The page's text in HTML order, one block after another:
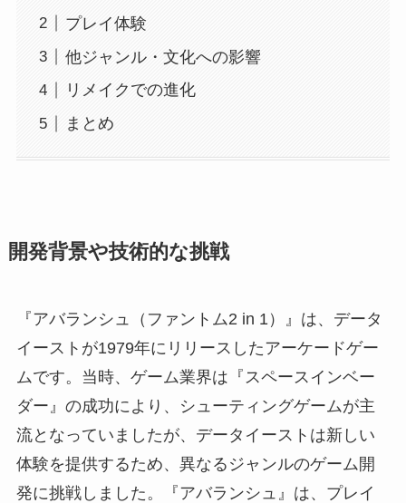
プレイ体験
他ジャンル・文化への影響
リメイクでの進化
まとめ
開発背景や技術的な挑戦
『アバランシュ（ファントム2 in 1）』は、データ
イーストが1979年にリリースしたアーケードゲー
ムです。​当時、ゲーム業界は『スペースインベー
ダー』の成功により、シューティングゲームが主
流となっていましたが、データイーストは新しい
体験を提供するため、異なるジャンルのゲーム開
発に挑戦しました。『アバランシュ』は、プレイ